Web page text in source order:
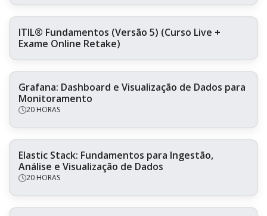
ITIL® Fundamentos (Versão 5) (Curso Live +
Exame Online Retake)
Grafana: Dashboard e Visualização de Dados para
Monitoramento
20 HORAS
Elastic Stack: Fundamentos para Ingestão,
Análise e Visualização de Dados
20 HORAS